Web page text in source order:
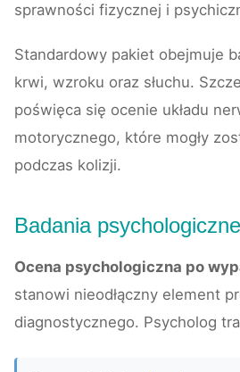
sprawności fizycznej i
Standardowy pakiet obejmuje
krwi, wzroku oraz słuchu.
poświęca się ocenie układu
motorycznego, które mogły
podczas kolizji.
Badania
Ocena psychologiczna po
stanowi nieodłączny element
diagnostycznego. Psycholog